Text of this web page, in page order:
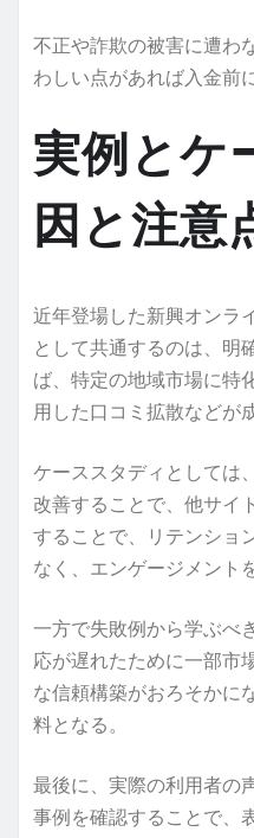
不正や詐欺の被害に遭わ
わしい点があれば入金前
実例とケ
因と注意
近年登場した新興オンラ
として共通するのは、明
ば、特定の地域市場に特
用した口コミ拡散などが
ケーススタディとしては
改善することで、他サイ
することで、リテンショ
なく、エンゲージメント
一方で失敗例から学ぶべ
応が遅れたために一部市
な信頼構築がおろそかに
料となる。
最後に、実際の利用者の
事例を確認することで、